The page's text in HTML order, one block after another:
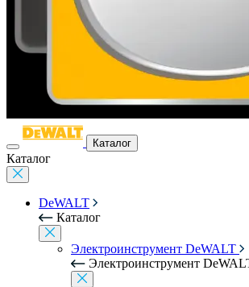
Каталог
Каталог
DeWALT
Каталог
Электроинструмент DeWALT
Электроинструмент